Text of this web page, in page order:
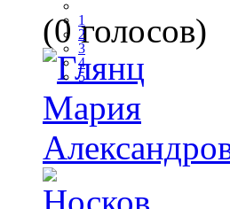
1
2
3
4
5
(0 голосов)